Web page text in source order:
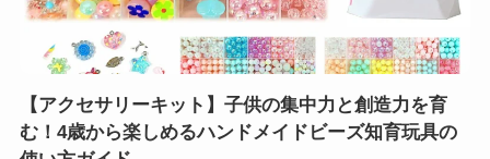
【アクセサリーキット】子供の集中力と創造力を育
む！4歳から楽しめるハンドメイドビーズ知育玩具の